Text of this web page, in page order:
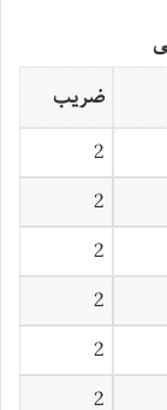
ضریب
2
2
2
2
2
2